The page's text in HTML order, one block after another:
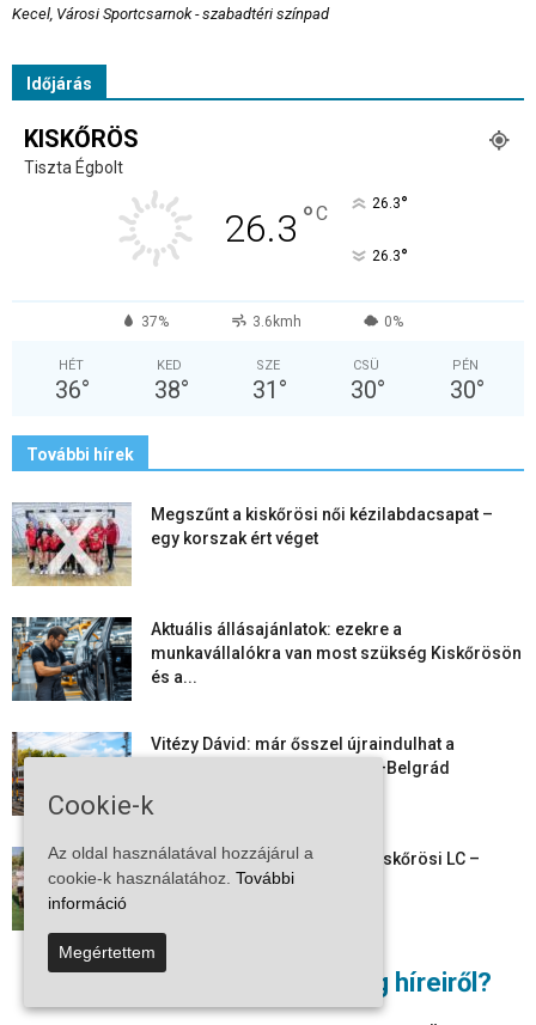
Nem akar lemaradni a térség híreiről?
Kecel, Városi Sportcsarnok - szabadtéri színpad
Időjárás
KISKŐRÖS
Tiszta Égbolt
26.3 °C 26.3°
26.3°
37% 3.6kmh 0%
HÉT
36°
KED
38°
SZE
31 °
CSÜ
30°
PÉN
30°
További hírek
Megszűnt a kiskőrösi női kézilabdacsapat –
egy korszak ért véget
Aktuális állásajánlatok: ezekre a
munkavállalókra van most szükség Kiskőrösön
és a...
Vitézy Dávid: már ősszel újraindulhat a
személyszállítás a Budapest–Belgrád
Megkezdte a felkészülést a Kiskőrösi LC –
együtt maradt a keret,...
Mi történik Európa felett? Ezért nem tud
Cookie-k
Az oldal használatával hozzájárul a
cookie-k használatához. További
információ
Megértettem